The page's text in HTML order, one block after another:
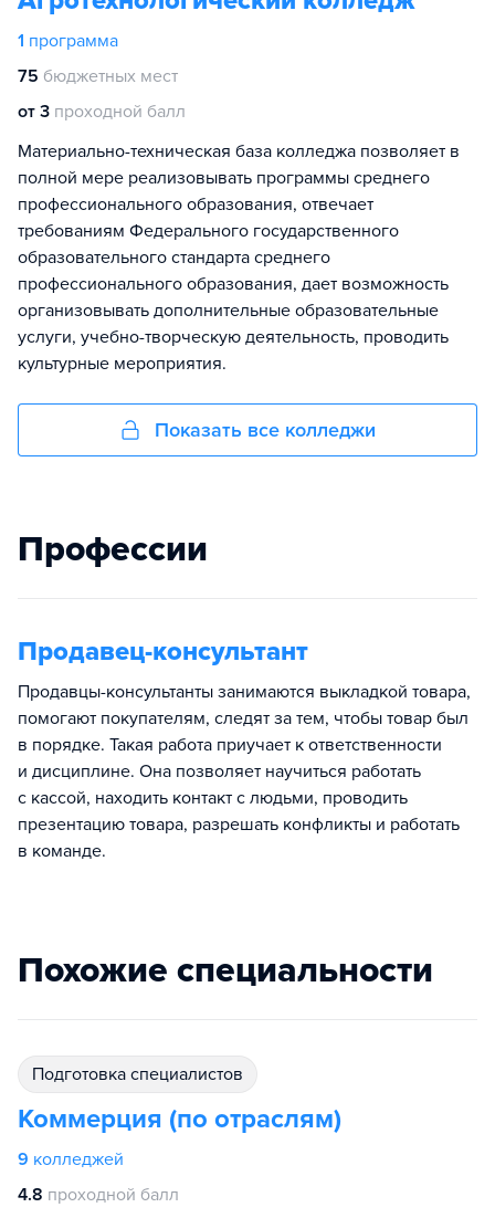
1 программа
75 бюджетных мест
от 3 проходной балл
Материально-техническая база колледжа позволяет в
полной мере реализовывать программы среднего
профессионального образования, отвечает
требованиям Федерального государственного
образовательного стандарта среднего
профессионального образования, дает возможность
организовывать дополнительные образовательные
услуги, учебно-творческую деятельность, проводить
культурные мероприятия.
Показать все колледжи
Профессии
Продавец-консультант
Продавцы-консультанты занимаются выкладкой товара,
помогают покупателям, следят за тем, чтобы товар был
в порядке. Такая работа приучает к ответственности
и дисциплине. Она позволяет научиться работать
с кассой, находить контакт с людьми, проводить
презентацию товара, разрешать конфликты и работать
в команде.
Похожие специальности
подготовка специалистов
Коммерция (по отраслям)
9 колледжей
4.8 проходной балл